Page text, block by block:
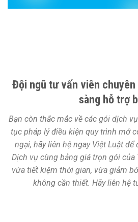
Đội ngũ tư vấn viên
sàng hỗ trợ
Bạn còn thắc mắc về các gói dịch
tục pháp lý điều kiện quy trình mở
ngại, hãy liên hệ ngay Việt Luật
Dịch vụ cùng bảng giá trọn gói của
vừa tiết kiệm thời gian, vừa giảm
không cần thiết. Hãy liên hệ